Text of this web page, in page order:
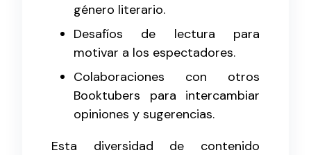
género literario.
Desafíos de lectura para
motivar a los espectadores.
Colaboraciones con otros
Booktubers para intercambiar
opiniones y sugerencias.
Esta diversidad de contenido